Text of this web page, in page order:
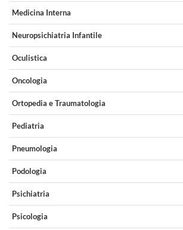
Medicina Interna
Neuropsichiatria Infantile
Oculistica
Oncologia
Ortopedia e Traumatologia
Pediatria
Pneumologia
Podologia
Psichiatria
Psicologia